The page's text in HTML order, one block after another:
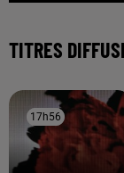
TITRES
17h56
17h56